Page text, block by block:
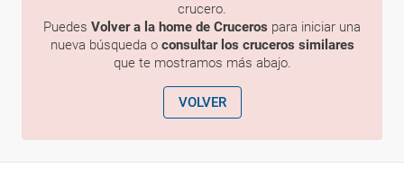
crucero.
Puedes Volver a la home de Cruceros para iniciar una
nueva búsqueda o consultar los cruceros similares
que te mostramos más abajo.
VOLVER